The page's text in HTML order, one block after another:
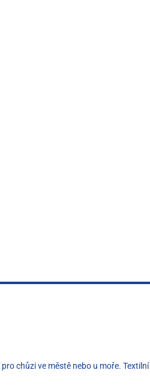
chůzi ve městě nebo u moře.